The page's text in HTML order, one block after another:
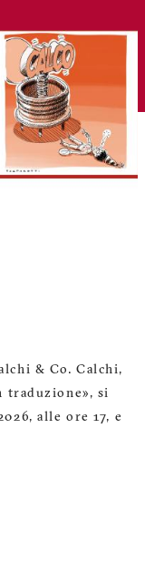
& Co. Calchi,
si
alle ore 17, e